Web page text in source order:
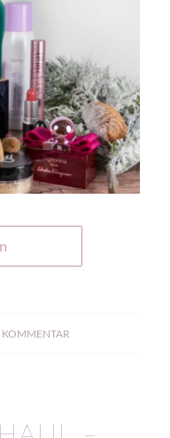
KOMMENTAR